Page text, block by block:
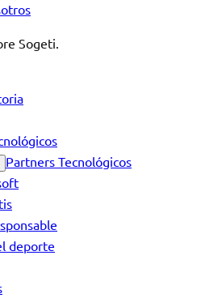
Sogeti.
Partners Tecnológicos
deporte